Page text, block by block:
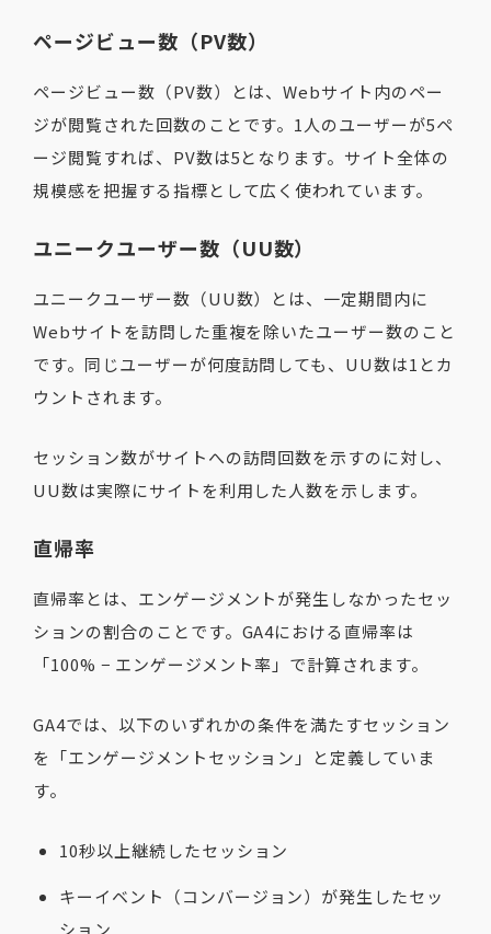
ページビュー数（PV数）
ページビュー数（PV数）とは、Webサイト内のペー
ジが閲覧された回数のことです。1人のユーザーが5ペ
ージ閲覧すれば、PV数は5となります。サイト全体の
規模感を把握する指標として広く使われています。
ユニークユーザー数（UU数）
ユニークユーザー数（UU数）とは、一定期間内に
Webサイトを訪問した重複を除いたユーザー数のこと
です。同じユーザーが何度訪問しても、UU数は1とカ
ウントされます。
セッション数がサイトへの訪問回数を示すのに対し、
UU数は実際にサイトを利用した人数を示します。
直帰率
直帰率とは、エンゲージメントが発生しなかったセッ
ションの割合のことです。GA4における直帰率は
「100% − エンゲージメント率」で計算されます。
GA4では、以下のいずれかの条件を満たすセッション
を「エンゲージメントセッション」と定義していま
す。
10秒以上継続したセッション
キーイベント（コンバージョン）が発生したセッ
ション